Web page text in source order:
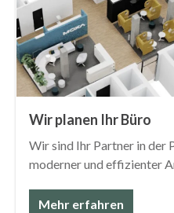
Wir planen Ihr Büro
Wir sind Ihr Partner in der
moderner und effizienter
Mehr erfahren